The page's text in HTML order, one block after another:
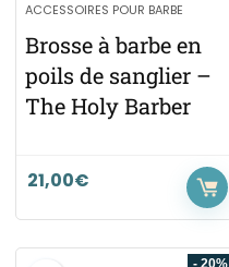
ACCESSOIRES POUR BARBE
Brosse à barbe en
poils de sanglier –
The Holy Barber
21,00€
- 20%